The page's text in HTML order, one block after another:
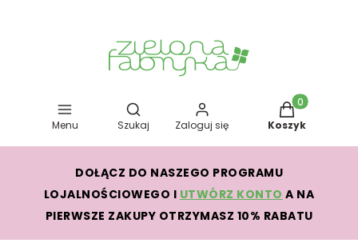
Menu
Otwórz wyszukiwarkę
Szukaj Zaloguj się
Produkty w
Koszyk
DOŁĄCZ DO NASZEGO PROGRAMU
LOJALNOŚCIOWEGO I UTWÓRZ KONTO A NA
PIERWSZE ZAKUPY OTRZYMASZ 10% RABATU